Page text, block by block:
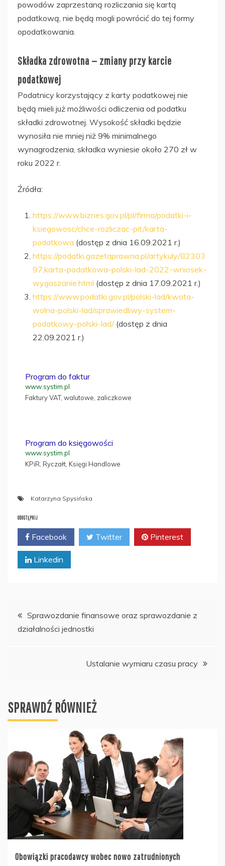
powodów zaprzestaną rozliczania się kartą
podatkową, nie będą mogli powrócić do tej formy
opodatkowania.
Składka zdrowotna — zmiany przy karcie
podatkowej
Podatnicy korzystający z karty podatkowej nie
będą mieli już możliwości odliczenia od podatku
składki zdrowotnej. Wysokość składki będzie
wynosiła nie mniej niż 9% minimalnego
wynagrodzenia, składka wyniesie około 270 zł w
roku 2022 r.
Źródła:
https://www.biznes.gov.pl/pl/firma/podatki-i-
ksiegowosc/chce-rozliczac-pit/karta-
podatkowa (dostęp z dnia 16.09.2021 r.)
https://podatki.gazetaprawna.pl/artykuly/82303
97,karta-podatkowa-polski-lad-2022-wniosek-
wygaszanie.html (dostęp z dnia 17.09.2021 r.)
https://www.podatki.gov.pl/polski-lad/kwota-
wolna-polski-lad/sprawiedliwy-system-
podatkowy-polski-lad/ (dostęp z dnia
22.09.2021 r.)
Program do faktur
www.systim.pl
Faktury VAT, walutowe, zaliczkowe
Program do księgowości
www.systim.pl
KPiR, Ryczałt, Księgi Handlowe
Katarzyna Spysińska
UDOSTĘPNIJ
Facebook Twitter Pinterest
Linkedin
Nawigacja
Sprawozdanie finansowe oraz sprawozdanie z
działalności jednostki
Ustalanie wymiaru czasu pracy
SPRAWDŹ RÓWNIEŻ
Obowiązki pracodawcy wobec nowo zatrudnionych